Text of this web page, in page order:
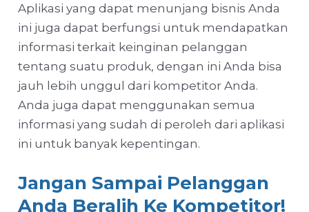
Aplikasi yang dapat menunjang bisnis Anda
ini juga dapat berfungsi untuk mendapatkan
informasi terkait keinginan pelanggan
tentang suatu produk, dengan ini Anda bisa
jauh lebih unggul dari kompetitor Anda.
Anda juga dapat menggunakan semua
informasi yang sudah di peroleh dari aplikasi
ini untuk banyak kepentingan.
Jangan Sampai Pelanggan
Anda Beralih Ke Kompetitor!